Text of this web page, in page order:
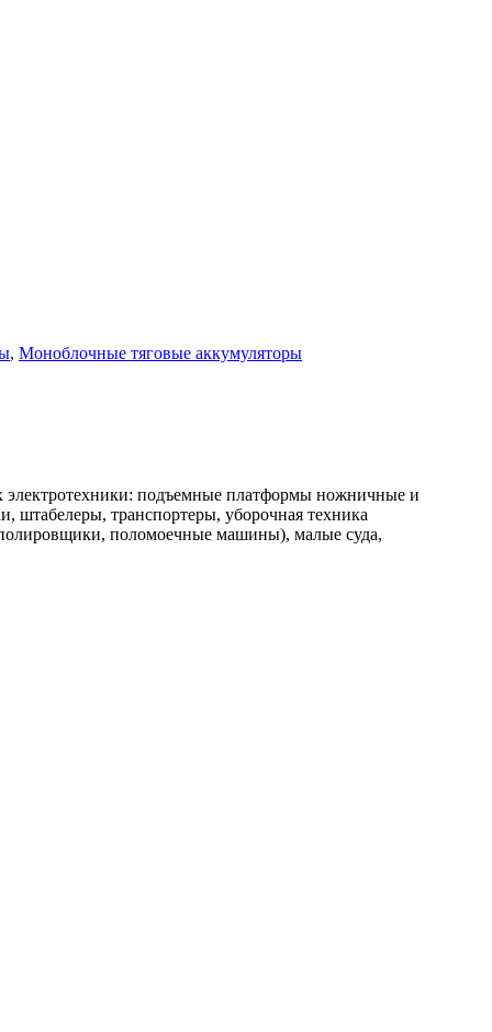
, Моноблочные тяговые аккумуляторы
подъемные платформы ножничные и
штабелеры, транспортеры, уборочная техника
поломоечные машины), малые суда,